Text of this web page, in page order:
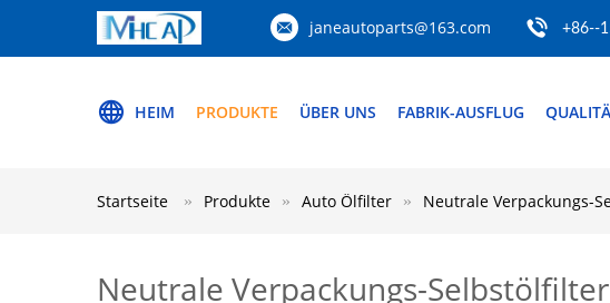
janeautoparts@163.com +86--
HEIM PRODUKTE ÜBER UNS FABRIK-AUSFLUG
Startseite Produkte Auto Ölfilter Neutrale Verpackungs-
Neutrale Verpackungs-